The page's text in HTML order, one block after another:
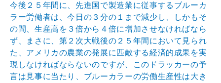
今後２５年間に、先進国で製造業に従事するブルーカ
ラー労働者は、今日の３分の１まで減少し、しかもそ
の間、生産高を３倍から４倍に増加させなければなら
ず、まさに、第２次大戦後の２５年間において見られ
た、アメリカの農業の発展に匹敵する経済的成果を実
現しなければならないのですが、このドラッカーの予
言は見事に当たり、ブルーカラーの労働生産性は大き